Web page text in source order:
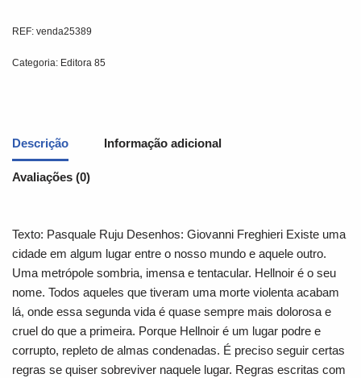
REF: venda25389
Categoria: Editora 85
Descrição Informação adicional
Avaliações (0)
Texto: Pasquale Ruju Desenhos: Giovanni Freghieri Existe uma
cidade em algum lugar entre o nosso mundo e aquele outro.
Uma metrópole sombria, imensa e tentacular. Hellnoir é o seu
nome. Todos aqueles que tiveram uma morte violenta acabam
lá, onde essa segunda vida é quase sempre mais dolorosa e
cruel do que a primeira. Porque Hellnoir é um lugar podre e
corrupto, repleto de almas condenadas. É preciso seguir certas
regras se quiser sobreviver naquele lugar. Regras escritas com